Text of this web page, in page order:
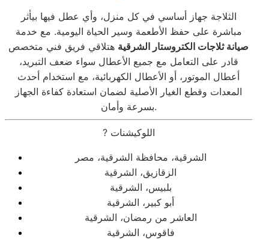
الثلاجة جهاز أساسي في كل منزل، وأي عطل فيها بيأثر
مباشرة على حفظ الأطعمة وسير الحياة اليومية. مع خدمة
صيانة ثلاجات الكتروستار الشرقية هتلاقي فريق فني متخصص
قادر على التعامل مع جميع الأعطال سواء ضعف التبريد،
أعطال الموتور، أو الأعطال الكهربائية، مع استخدام أحدث
المعدات وقطع الغيار الأصلية لضمان استعادة كفاءة الجهاز
بسرعة وأمان.
? اللوكيشنات
الشرقية، محافظة الشرقية، مصر
الزقازيق، الشرقية
بلبيس، الشرقية
أبو كبير، الشرقية
العاشر من رمضان، الشرقية
فاقوس، الشرقية